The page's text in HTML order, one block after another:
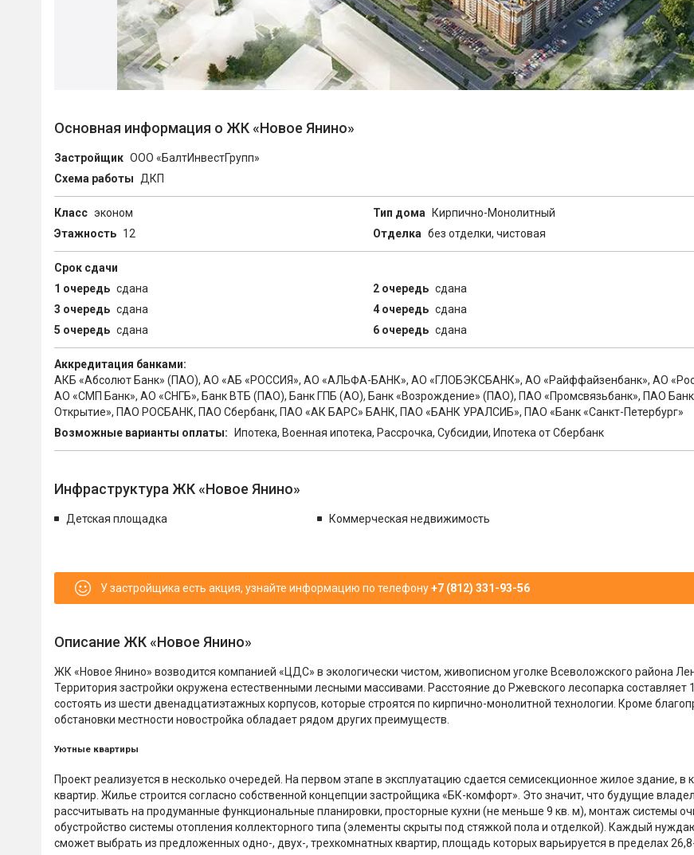
Основная информация о ЖК «Новое Янино»
Застройщик ООО «БалтИнвестГрупп»
Схема работы
ДКП
Класс эконом Тип дома
Кирпично-Монолитный
Этажность 12 Отделка без отделки, чистовая
Срок сдачи
1 очередь сдана 2 очередь сдана
3 очередь сдана 4 очередь сдана
5 очередь сдана 6 очередь сдана
Аккредитация банками:
АКБ «Абсолют Банк» (ПАО), АО «АБ «РОССИЯ», АО «АЛЬФА-БАНК», АО «ГЛОБЭКСБАНК», АО «Райффайзенбанк», АО
АО «СМП Банк», АО «СНГБ», Банк ВТБ (ПАО), Банк ГПБ (АО), Банк «Возрождение» (ПАО), ПAO «Промсвязьбанк», ПАО
Открытие», ПАО РОСБАНК, ПАО Сбербанк, ПАО «АК БАРС» БАНК, ПАО «БАНК УРАЛСИБ», ПАО «Банк «Санкт-Петербург»
Возможные варианты оплаты:
Ипотека, Военная ипотека, Рассрочка, Субсидии, Ипотека от Сбербанк
Инфраструктура ЖК «Новое Янино»
Детская площадка Коммерческая недвижимость
У застройщика есть акция, узнайте информацию по телефону+7 (812) 331-93-56
Описание ЖК «Новое Янино»
ЖК «Новое Янино» возводится компанией «ЦДС» в экологически чистом, живописном уголке Всеволожского района
Территория застройки окружена естественными лесными массивами. Расстояние до Ржевского лесопарка составляет
состоять из шести двенадцатиэтажных корпусов, которые строятся по кирпично-монолитной технологии. Кроме
обстановки местности новостройка обладает рядом других преимуществ.
Уютные квартиры
Проект реализуется в несколько очередей. На первом этапе в эксплуатацию сдается семисекционное жилое здание, в
квартир. Жилье строится согласно собственной концепции застройщика «БК-комфорт». Это значит, что будущие
рассчитывать на продуманные функциональные планировки, просторные кухни (не меньше 9 кв. м), монтаж системы
обустройство системы отопления коллекторного типа (элементы скрыты под стяжкой пола и отделкой). Каждый
сможет выбрать из предложенных одно-, двух-, трехкомнатных квартир, площадь которых варьируется в пределах